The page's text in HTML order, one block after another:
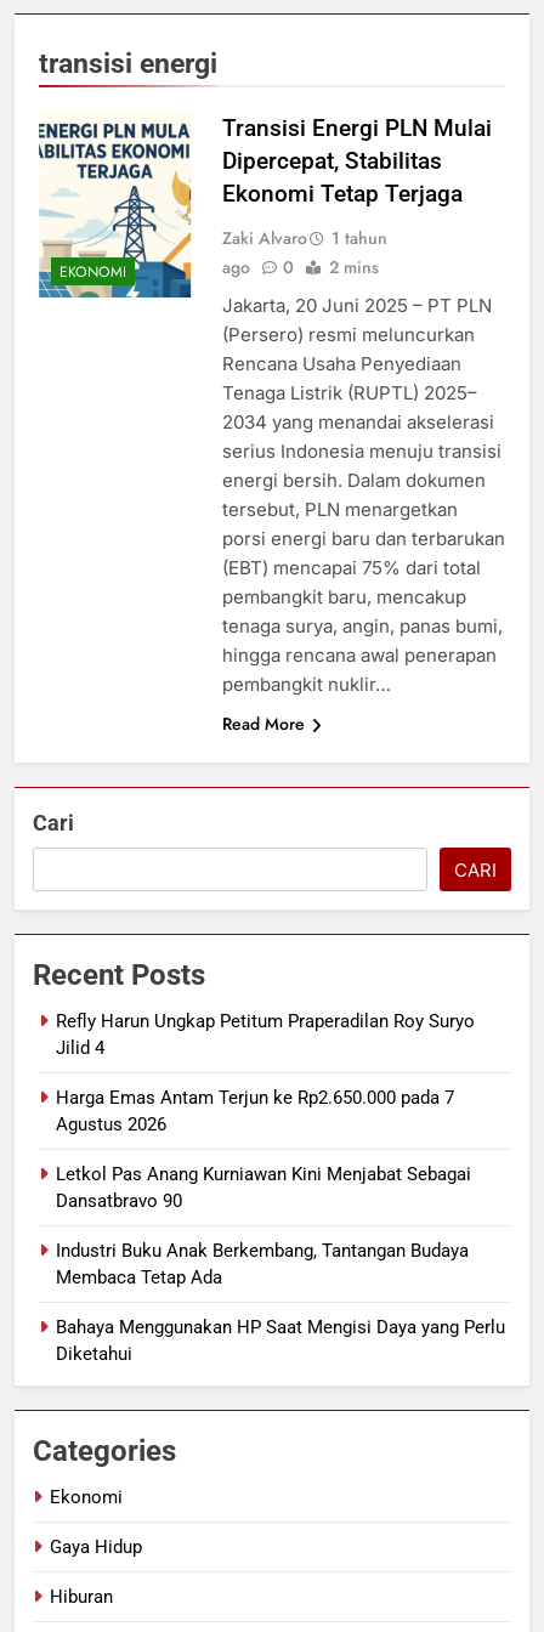
transisi energi
EKONOMI
Transisi Energi PLN Mulai
Dipercepat, Stabilitas
Ekonomi Tetap Terjaga
Zaki Alvaro
1 tahun
ago
0 2 mins
Jakarta, 20 Juni 2025 – PT PLN
(Persero) resmi meluncurkan
Rencana Usaha Penyediaan
Tenaga Listrik (RUPTL) 2025–
2034 yang menandai akselerasi
serius Indonesia menuju transisi
energi bersih. Dalam dokumen
tersebut, PLN menargetkan
porsi energi baru dan terbarukan
(EBT) mencapai 75% dari total
pembangkit baru, mencakup
tenaga surya, angin, panas bumi,
hingga rencana awal penerapan
pembangkit nuklir…
Read More
Cari
CARI
Recent Posts
Refly Harun Ungkap Petitum Praperadilan Roy Suryo
Jilid 4
Harga Emas Antam Terjun ke Rp2.650.000 pada 7
Agustus 2026
Letkol Pas Anang Kurniawan Kini Menjabat Sebagai
Dansatbravo 90
Industri Buku Anak Berkembang, Tantangan Budaya
Membaca Tetap Ada
Bahaya Menggunakan HP Saat Mengisi Daya yang Perlu
Diketahui
Categories
Ekonomi
Gaya Hidup
Hiburan